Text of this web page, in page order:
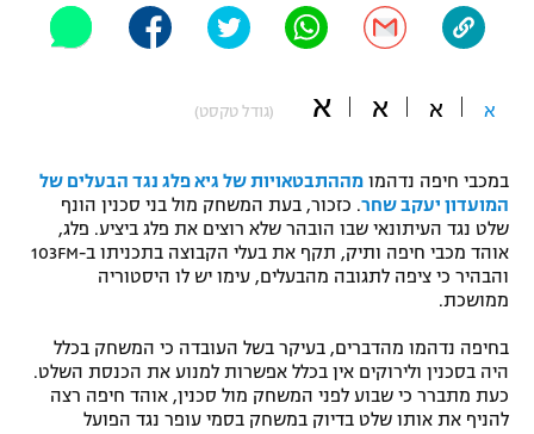
"מחצית בשכונה" – פודקאסט
משתתפים וזוכים בפרסים
תקנון משתתפים וזוכים בפרסים
תקנון עבור פעילות אלקטרה
תקנון עבור פעילות ספורט 1 – "מרלן"
טניס
גיימינג E-Sports
תנאי שימוש
אופניים
ספורט מוטורי
פוטבול אמריקאי NFL
בייסבול MLB
אומנויות לחימה
א א א א (גודל טקסט)
במכבי חיפה נדהמו מההתבטאויות של גיא פלג נגד הבעלים של
המועדון יעקב שחר. כזכור, בעת המשחק מול בני סכנין הונף
שלט נגד העיתונאי שבו הובהר שלא רוצים את פלג ביציע. פלג,
אוהד מכבי חיפה ותיק, תקף את בעלי הקבוצה בתכניתו ב-103FM
והבהיר כי ציפה לתגובה מהבעלים, עימו יש לו היסטוריה
ממושכת.
בחיפה נדהמו מהדברים, בעיקר בשל העובדה כי המשחק בכלל
היה בסכנין ולירוקים אין בכלל אפשרות למנוע את הכנסת השלט.
כעת מתברר כי שבוע לפני המשחק מול סכנין, אוהד חיפה רצה
להניף את אותו שלט בדיוק במשחק בסמי עופר נגד הפועל